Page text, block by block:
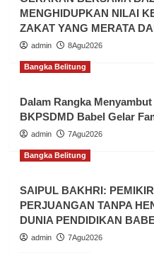
MENGHIDUPKAN NILAI
ZAKAT YANG MERATA
admin 8Agu2026
Bangka Belitung
Dalam Rangka
BKPSDMD Babel Gelar
admin 7Agu2026
Bangka Belitung
SAIPUL BAKHRI:
PERJUANGAN TANPA
DUNIA PENDIDIKAN
admin 7Agu2026